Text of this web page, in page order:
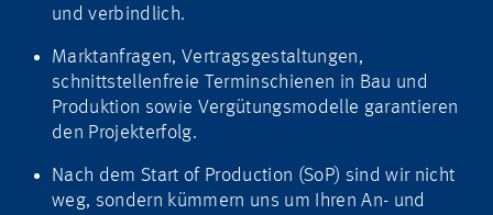
und verbindlich.
Marktanfragen, Vertragsgestaltungen,
schnittstellenfreie Terminschienen in Bau und
Produktion sowie Vergütungsmodelle garantieren
den Projekterfolg.
Nach dem Start of Production (SoP) sind wir nicht
weg, sondern kümmern uns um Ihren An- und